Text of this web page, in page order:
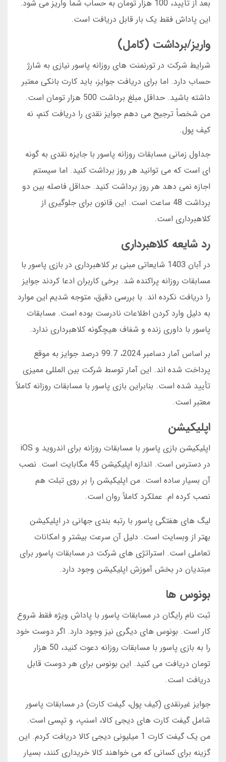
بعد از تأیید، 100 هزار تومان به حساب شما واریز می شود.
این پاداش فقط یک بار قابل دریافت است.
واریز/برداشت (کامل)
شرایط شرکت در تورنمنت های روزانه پاسور نیازی به شارژ
حساب دارد. اما برای دریافت جوایز، باید کارت بانکی معتبر
داشته باشید. حداقل مبلغ برداشت 500 هزار تومان است.
من شخصاً ترجیح می دهم جوایز نقدی را دریافت کنم، نه
کیف پول.
جداول زمانی مسابقات روزانه پاسور با جایزه نقدی به گونه
ای است که می توانید هر روز برداشت کنید. اما سیستم
اجازه نمی دهد هر روز برداشت کنید. حداقل فاصله بین دو
برداشت 48 ساعت است. این قانون برای جلوگیری از
کلاهبرداری است.
رد شایعه کلاهبرداری
در آبان 1403 شایعاتی مبنی بر کلاهبرداری در بازی پاسور با
مسابقات روزانه پراکنده شد. برخی کاربران ادعا کردند جوایز
را دریافت نکرده اند. با بررسی دقیق، متوجه شدیم این موارد
به دلیل وارد کردن اطلاعات نادرست بوده است. مسابقات
پاسور با داوری زنده و شفاف هیچگونه کلاهبرداری ندارد.
بر اساس آمار دسامبر 2024، 99.7 درصد جوایز به موقع
پرداخت شده اند. این آمار توسط شرکت بین المللی ممیزی
تأیید شده است. بنابراین بازی پاسور با مسابقات روزانه کاملاً
معتبر است.
اپلیکیشن
اپلیکیشن بازی پاسور با مسابقات روزانه برای اندروید و iOS
در دسترس است. اندازه اپلیکیشن 45 مگابایت است. نصب
آن بسیار ساده است. من اپلیکیشن را بر روی تبلت هم
نصب کرده ام. عملکرد کاملاً روان است.
لیگ های هفتگی پاسور با رتبه بندی جهانی در اپلیکیشن
بهتر از وبسایت است. دلیل آن سرعت بیشتر و امکانات
تعاملی است. استراتژی های شرکت در مسابقات پاسور برای
مبتدیان در بخش آموزش اپلیکیشن وجود دارد.
بونوس ها
ثبت نام رایگان در مسابقات پاسور با پاداش ویژه فقط شروع
کار است. بونوس های دیگری نیز وجود دارد. اگر دوست خود
را به بازی پاسور با مسابقات روزانه دعوت کنید، 50 هزار
تومان دریافت می کنید. این بونوس برای هر دوست قابل
دریافت است.
جوایز غیرنقدی (کیف پول، گیفت کارت) در مسابقات پاسور
شامل گیفت کارت های دیجی کالا، اسنپ، و تپسی است.
من یک گیفت کارت 1 میلیونی دیجی کالا دریافت کردم. این
گزینه برای کسانی که می خواهند کالا خریداری کنند، بسیار